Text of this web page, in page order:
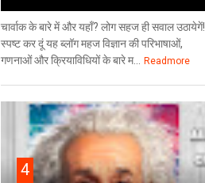
चार्वाक के बारे में और यहाँ? लोग सहज ही सवाल उठायेगें!
स्पष्ट कर दूं यह ब्लॉग महज विज्ञान की परिभाषाओं,
गणनाओं और क्रियाविधियों के बारे म...
Readmore
4